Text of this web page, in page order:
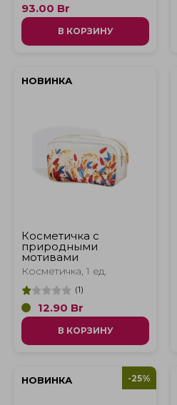
93.00 Br
В КОРЗИНУ
НОВИНКА
Косметичка с
природными
мотивами
Косметичка, 1 ед.
(1)
12.90 Br
В КОРЗИНУ
-25%
НОВИНКА